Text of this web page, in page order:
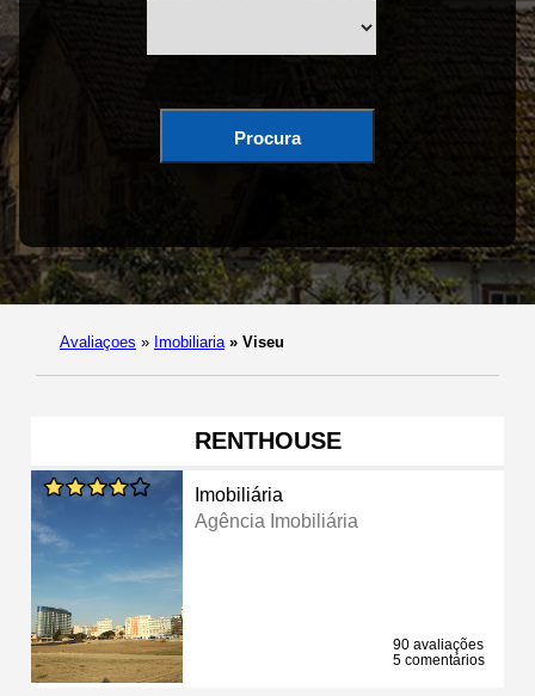
Procura
Avaliaçoes » Imobiliaria » Viseu
RENTHOUSE
Imobiliária
Agência Imobiliária
90 avaliações
5 comentários